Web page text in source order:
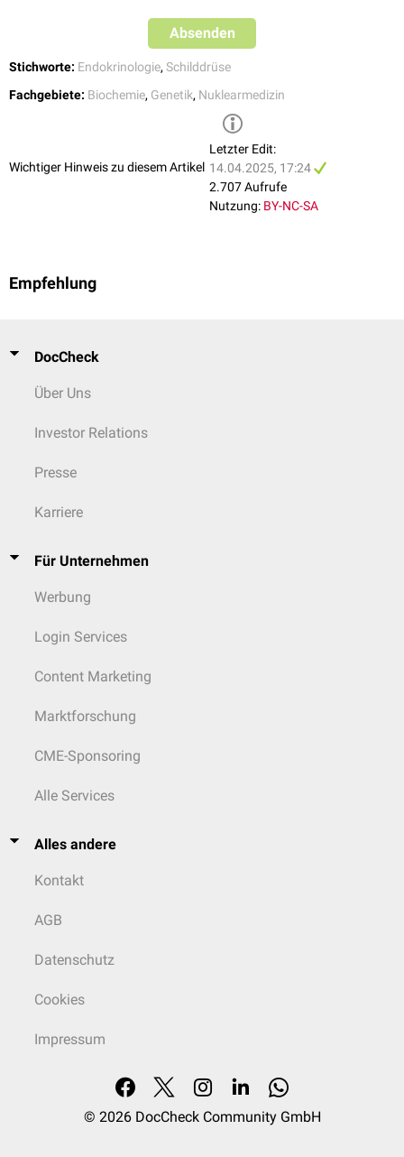
Absenden
Stichworte: Endokrinologie, Schilddrüse
Fachgebiete: Biochemie, Genetik, Nuklearmedizin
Wichtiger Hinweis zu diesem Artikel
Letzter Edit:
14.04.2025, 17:24
2.707 Aufrufe
Nutzung: BY-NC-SA
Empfehlung
DocCheck
Über Uns
Investor Relations
Presse
Karriere
Für Unternehmen
Werbung
Login Services
Content Marketing
Marktforschung
CME-Sponsoring
Alle Services
Alles andere
Kontakt
AGB
Datenschutz
Cookies
Impressum
© 2026 DocCheck Community GmbH